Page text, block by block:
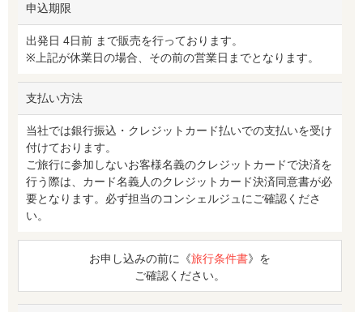
申込期限
出発日 4日前 まで販売を行っております。
※上記が休業日の場合、その前の営業日までとなります。
支払い方法
当社では銀行振込・クレジットカード払いでの支払いを受け
付けております。
ご旅行に参加しないお客様名義のクレジットカードで決済を
行う際は、カード名義人のクレジットカード決済同意書が必
要となります。必ず担当のコンシェルジュにご確認くださ
い。
お申し込みの前に《旅行条件書》を
ご確認ください。